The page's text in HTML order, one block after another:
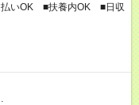
払いOK ■扶養内OK ■日収